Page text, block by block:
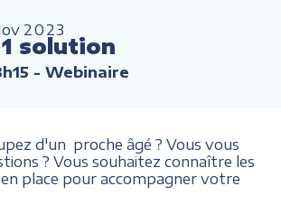
2023
solution
- Webinaire
d'un proche âgé ? Vous vous
? Vous souhaitez connaître les
place pour accompagner votre